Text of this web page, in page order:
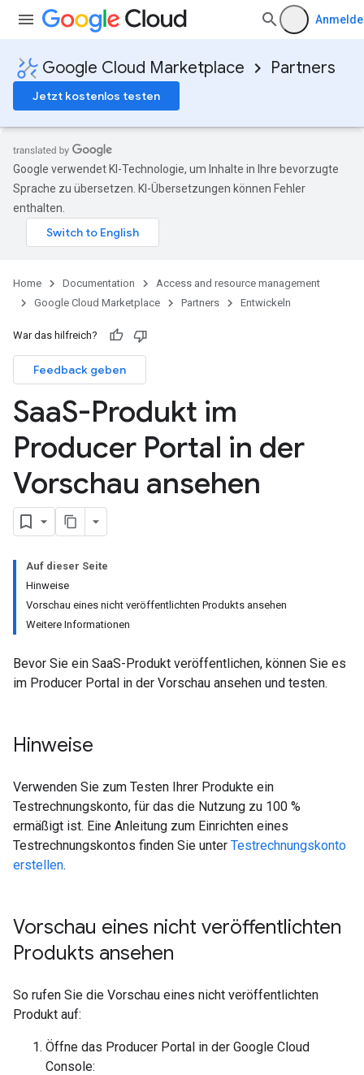
Google Cloud Marketplace Partners
Jetzt kostenlos testen
Google verwendet KI-Technologie, um Inhalte in Ihre bevorzugte
Sprache zu übersetzen. KI-Übersetzungen können Fehler
enthalten.
Home Documentation
Access and resource management
Google Cloud Marketplace
Partners Entwickeln
War das hilfreich?
Feedback geben
SaaS-Produkt im
Producer Portal in der
Vorschau ansehen
Auf dieser Seite
Hinweise
Vorschau eines nicht veröffentlichten Produkts ansehen
Weitere Informationen
Bevor Sie ein SaaS-Produkt veröffentlichen, können Sie es
im Producer Portal in der Vorschau ansehen und testen.
Hinweise
Verwenden Sie zum Testen Ihrer Produkte ein
Testrechnungskonto, für das die Nutzung zu 100 %
ermäßigt ist. Eine Anleitung zum Einrichten eines
Testrechnungskontos finden Sie unter Testrechnungskonto
erstellen.
Vorschau eines nicht veröffentlichten
Produkts ansehen
So rufen Sie die Vorschau eines nicht veröffentlichten
Produkt auf:
Öffne das Producer Portal in der Google Cloud
Console: